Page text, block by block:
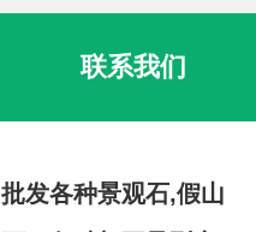
联系我们
批发各种景观石,假山